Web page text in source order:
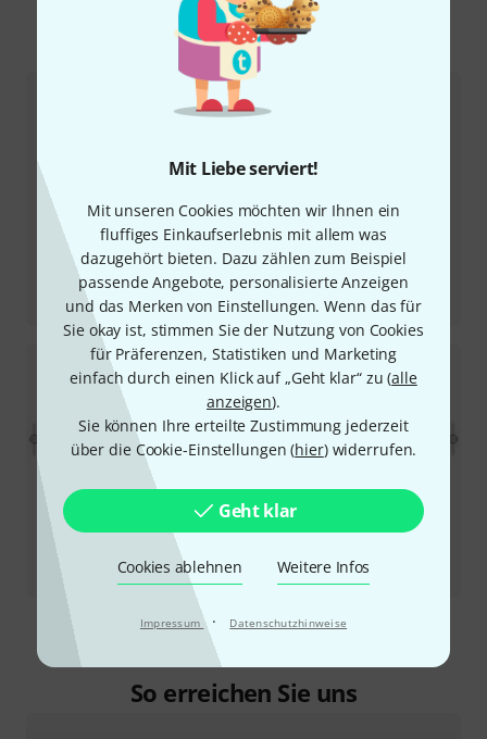
Mit Liebe serviert!
Mit unseren Cookies möchten wir Ihnen ein
fluffiges Einkaufserlebnis mit allem was
dazugehört bieten. Dazu zählen zum Beispiel
passende Angebote, personalisierte Anzeigen
und das Merken von Einstellungen. Wenn das für
Sie okay ist, stimmen Sie der Nutzung von Cookies
für Präferenzen, Statistiken und Marketing
einfach durch einen Klick auf „Geht klar“ zu (alle
anzeigen).
Sie können Ihre erteilte Zustimmung jederzeit
über die Cookie-Einstellungen (hier) widerrufen.
Geht klar
Cookies ablehnen Weitere Infos
Impressum · Datenschutzhinweise
Mehr zu Artec
Testbericht
Analog Delay SE-ADL
Power Brick
So erreichen Sie uns